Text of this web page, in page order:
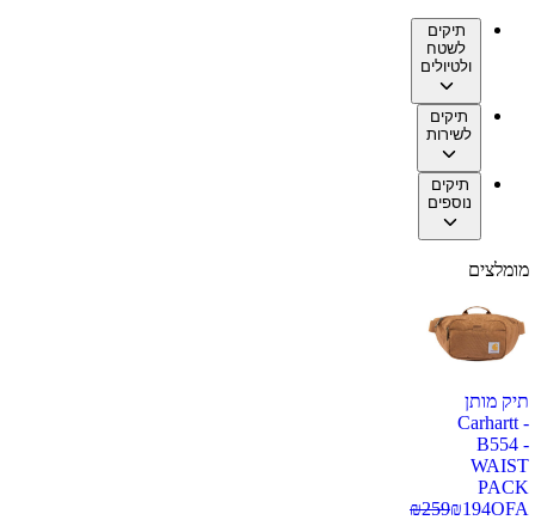
תיקים
לשטח
ולטיולים
תיקים
לשירות
תיקים
נוספים
מומלצים
תיק מותן
Carhartt -
B554 -
WAIST
PACK
OFA
₪194
₪259